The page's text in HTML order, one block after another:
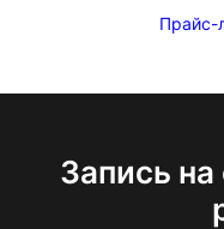
Прайс-
Запись